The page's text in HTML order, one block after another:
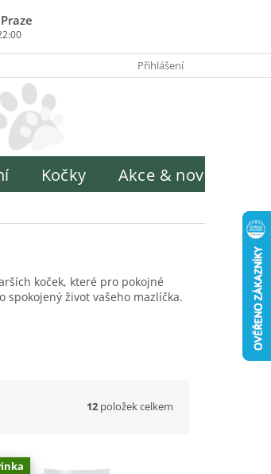
INFORMACE O ZPRACOVÁNÍ OSOBNÍCH ÚDAJŮ
Přihlášení
Kočky Akce & novinky
koček, které pro pokojné
spokojený život vašeho mazlíčka.
12 položek celkem